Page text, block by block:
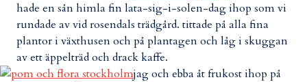
hade en sån himla fin lata-sig-i-solen-dag ihop som vi
rundade av vid rosendals trädgård. tittade på alla fina
plantor i växthusen och på plantagen och låg i skuggan
av ett äppelträd och drack kaffe.
jag och ebba åt frukost ihop på